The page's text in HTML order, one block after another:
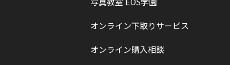
オンライン下取りサービス
オンライン購入相談